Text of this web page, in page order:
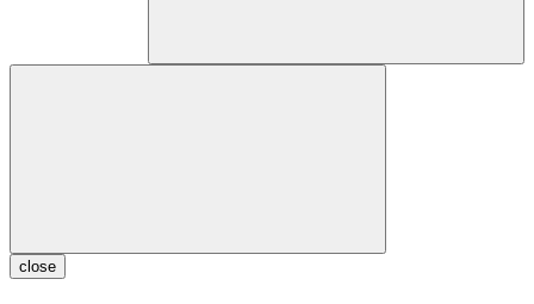
close